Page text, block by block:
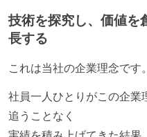
技術を探究し、価値を
長する
これは当社の企業理念です。
社員一人ひとりがこの企業
追うことなく